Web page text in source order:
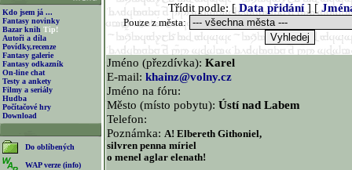
Kdo jsem já ...
Fantasy novinky
Bazar knih Tip!
Autoři a díla
Povídky,recenze
Fantasy galerie
Fantasy odkazník
On-line chat
Testy a ankety
Filmy a seriály
Hudba
Počítačové hry
Download
Do oblíbených
WAP verze (info)
Třídit podle: [ Data přidání] [
Pouze z města:
Jméno (přezdívka): Karel
E-mail: khainz@volny.cz
Jméno na fóru:
Město (místo pobytu): Ústí nad Labem
Telefon:
Poznámka: A! Elbereth Githoniel,
silvren penna míriel
o menel aglar elenath!